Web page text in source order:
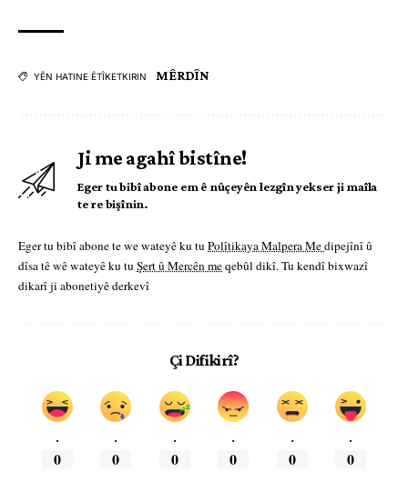
YÊN HATINE ÊTÎKETKIRIN MÊRDÎN
Ji me agahî bistîne!
Eger tu bibî abone em ê nûçeyên lezgîn yekser ji maîla
te re bişînin.
Eger tu bibî abone te we wateyê ku tu Polîtikaya Malpera Medipejînî û
dîsa tê wê wateyê ku tu Şert û Mercên meqebûl dikî. Tu kendî bixwazî
dikarî ji abonetiyê derkevî
Çi Difikirî?
.
0
.
0
.
0
.
0
.
0
.
0